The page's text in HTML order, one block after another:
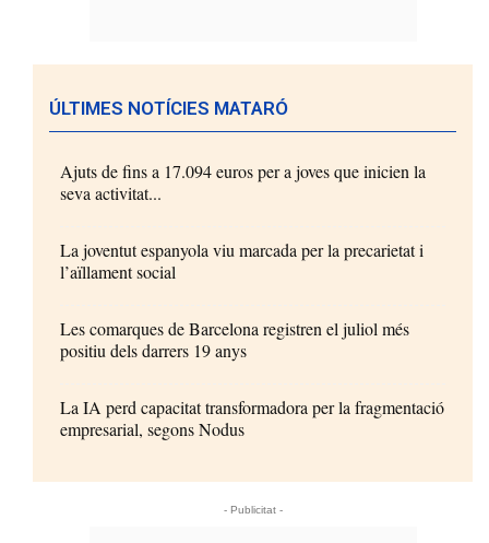
ÚLTIMES NOTÍCIES MATARÓ
Ajuts de fins a 17.094 euros per a joves que inicien la
seva activitat...
La joventut espanyola viu marcada per la precarietat i
l’aïllament social
Les comarques de Barcelona registren el juliol més
positiu dels darrers 19 anys
La IA perd capacitat transformadora per la fragmentació
empresarial, segons Nodus
- Publicitat -